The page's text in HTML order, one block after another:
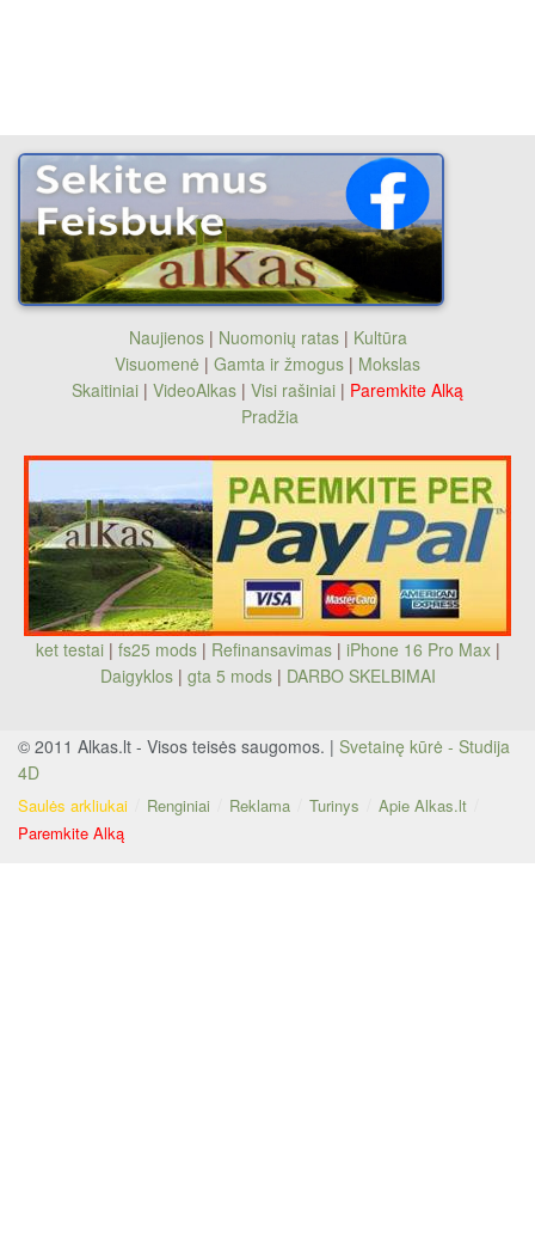
Naujienos| Nuomonių ratas| Kultūra
Visuomenė | Gamta ir žmogus | Mokslas
Skaitiniai | VideoAlkas | Visi rašiniai | Paremkite Alką
Pradžia
ket testai | fs25 mods| Refinansavimas| iPhone 16 Pro Max|
Daigyklos| gta 5 mods | DARBO SKELBIMAI
© 2011 Alkas.lt - Visos teisės saugomos. | Svetainę kūrė - Studija
4D
Saulės arkliukai Renginiai Reklama Turinys
Apie Alkas.lt
Paremkite Alką